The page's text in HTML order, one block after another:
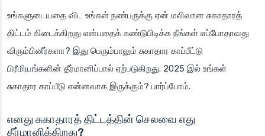
உங்களுடையதை விட உங்கள் நண்பருக்கு ஏன் மலிவான சுகாதாரத்
திட்டம் கிடைக்கிறது என்பதைக் கண்டுபிடிக்க நீங்கள் எப்போதாவது
விரும்பினீர்களா? இது பெரும்பாலும் சுகாதார காப்பீட்டு
பிரீமியங்களின் தீர்மானிப்பால் ஏற்படுகிறது. 2025 இல் உங்கள்
சுகாதார காப்பீடு என்னவாக இருக்கும்? பார்ப்போம்.
எனது சுகாதாரத் திட்டத்தின் செலவை எது
தீர்மானிக்கிறது?